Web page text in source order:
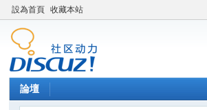
設為首頁 收藏本站
論壇